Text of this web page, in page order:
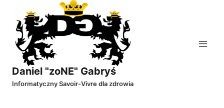
treści
Daniel "zoNE" Gabryś
Informatyczny Savoir-Vivre dla zdrowia